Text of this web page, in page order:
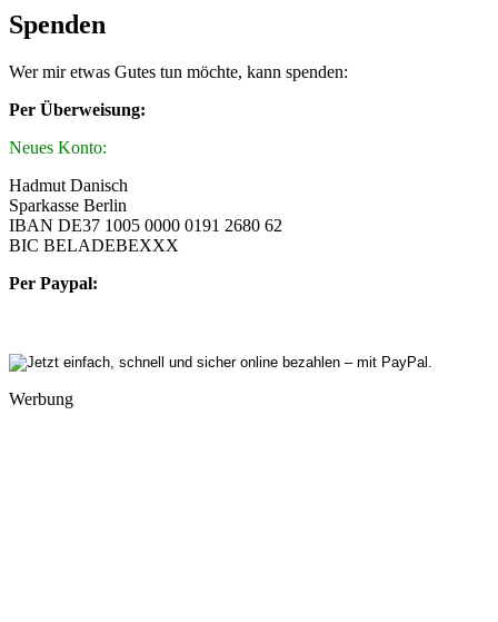
Spenden
Wer mir etwas Gutes tun möchte, kann spenden:
Per Überweisung:
Neues Konto:
Hadmut Danisch
Sparkasse Berlin
IBAN DE37 1005 0000 0191 2680 62
BIC BELADEBEXXX
Per Paypal:
Werbung